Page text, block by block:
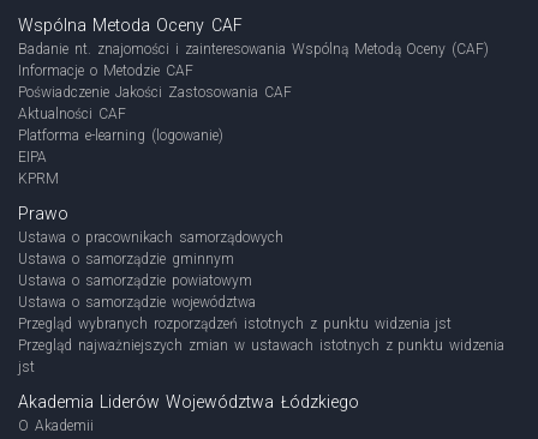
Wspólna Metoda Oceny CAF
Badanie nt. znajomości i zainteresowania Wspólną Metodą Oceny (CAF)
Informacje o Metodzie CAF
Poświadczenie Jakości Zastosowania CAF
Aktualności CAF
Platforma e-learning (logowanie)
EIPA
KPRM
Prawo
Ustawa o pracownikach samorządowych
Ustawa o samorządzie gminnym
Ustawa o samorządzie powiatowym
Ustawa o samorządzie województwa
Przegląd wybranych rozporządzeń istotnych z punktu widzenia jst
Przegląd najważniejszych zmian w ustawach istotnych z punktu widzenia
jst
Akademia Liderów Województwa Łódzkiego
O Akademii